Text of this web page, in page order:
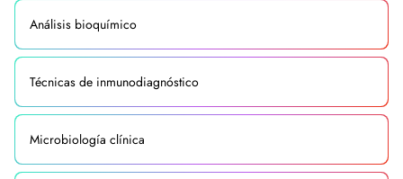
Análisis bioquímico
Técnicas de inmunodiagnóstico
Microbiología clínica